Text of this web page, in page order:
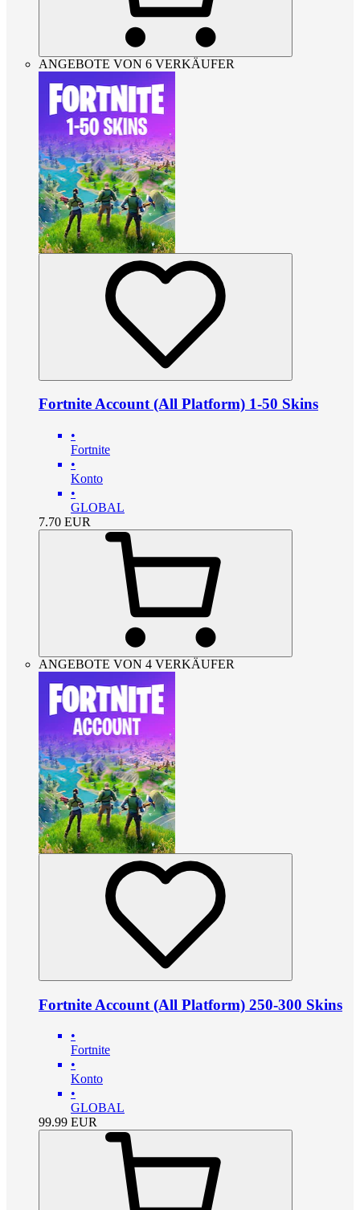
ANGEBOTE VON 6 VERKÄUFER
Fortnite Account (All Platform) 1-50 Skins
•
Fortnite
•
Konto
•
GLOBAL
7.70 EUR
ANGEBOTE VON 4 VERKÄUFER
Fortnite Account (All Platform) 250-300 Skins
•
Fortnite
•
Konto
•
GLOBAL
99.99 EUR